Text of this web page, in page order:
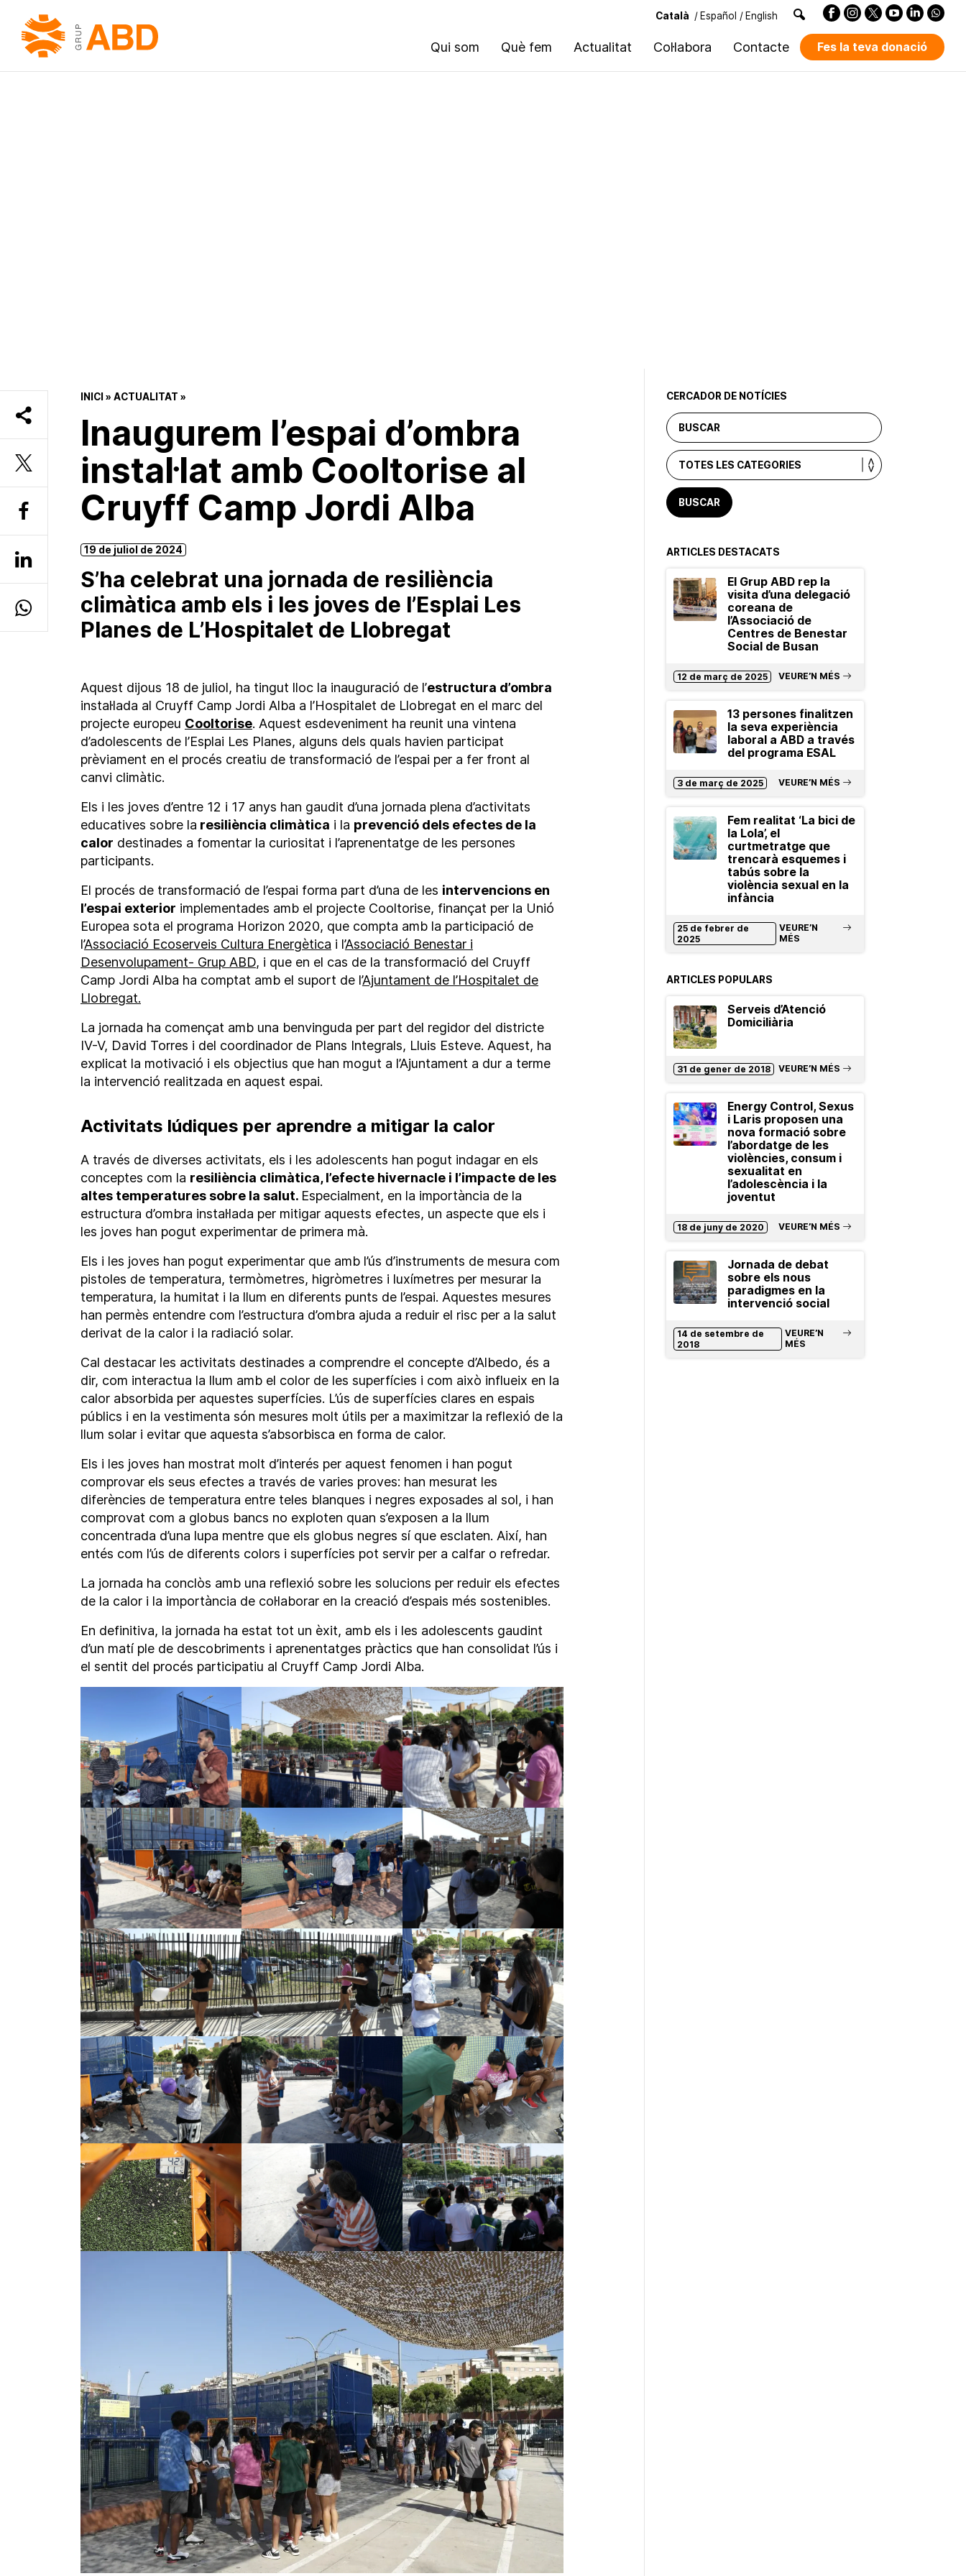
Català / Español / English
Qui som Què fem Actualitat Col·labora Contacte Fes la teva donació
INICI » ACTUALITAT »
Inaugurem l’espai d’ombra
instal·lat amb Cooltorise al
Cruyff Camp Jordi Alba
19 de juliol de 2024
S’ha celebrat una jornada de resiliència
climàtica amb els i les joves de l’Esplai Les
Planes de L’Hospitalet de Llobregat
Aquest dijous 18 de juliol, ha tingut lloc la inauguració de l’estructura d’ombra
instal·lada al Cruyff Camp Jordi Alba a l’Hospitalet de Llobregat en el marc del
projecte europeu Cooltorise. Aquest esdeveniment ha reunit una vintena
d’adolescents de l’Esplai Les Planes, alguns dels quals havien participat
prèviament en el procés creatiu de transformació de l’espai per a fer front al
canvi climàtic.
Els i les joves d’entre 12 i 17 anys han gaudit d’una jornada plena d’activitats
educatives sobre la resiliència climàtica i la prevenció dels efectes de la
calor destinades a fomentar la curiositat i l’aprenentatge de les persones
participants.
El procés de transformació de l’espai forma part d’una de les intervencions en
l’espai exterior implementades amb el projecte Cooltorise, finançat per la Unió
Europea sota el programa Horizon 2020, que compta amb la participació de
l’Associació Ecoserveis Cultura Energètica i l’Associació Benestar i
Desenvolupament- Grup ABD, i que en el cas de la transformació del Cruyff
Camp Jordi Alba ha comptat amb el suport de l’Ajuntament de l’Hospitalet de
Llobregat.
La jornada ha començat amb una benvinguda per part del regidor del districte
IV-V, David Torres i del coordinador de Plans Integrals, Lluis Esteve. Aquest, ha
explicat la motivació i els objectius que han mogut a l’Ajuntament a dur a terme
la intervenció realitzada en aquest espai.
Activitats lúdiques per aprendre a mitigar la calor
A través de diverses activitats, els i les adolescents han pogut indagar en els
conceptes com la resiliència climàtica, l’efecte hivernacle i l’impacte de les
altes temperatures sobre la salut. Especialment, en la importància de la
estructura d’ombra instal·lada per mitigar aquests efectes, un aspecte que els i
les joves han pogut experimentar de primera mà.
Els i les joves han pogut experimentar que amb l’ús d’instruments de mesura com
pistoles de temperatura, termòmetres, higròmetres i luxímetres per mesurar la
temperatura, la humitat i la llum en diferents punts de l’espai. Aquestes mesures
han permès entendre com l’estructura d’ombra ajuda a reduir el risc per a la salut
derivat de la calor i la radiació solar.
Cal destacar les activitats destinades a comprendre el concepte d’Albedo, és a
dir, com interactua la llum amb el color de les superfícies i com això influeix en la
calor absorbida per aquestes superfícies. L’ús de superfícies clares en espais
públics i en la vestimenta són mesures molt útils per a maximitzar la reflexió de la
llum solar i evitar que aquesta s’absorbisca en forma de calor.
Els i les joves han mostrat molt d’interés per aquest fenomen i han pogut
comprovar els seus efectes a través de varies proves: han mesurat les
diferències de temperatura entre teles blanques i negres exposades al sol, i han
comprovat com a globus bancs no exploten quan s’exposen a la llum
concentrada d’una lupa mentre que els globus negres sí que esclaten. Així, han
entés com l’ús de diferents colors i superfícies pot servir per a calfar o refredar.
La jornada ha conclòs amb una reflexió sobre les solucions per reduir els efectes
de la calor i la importància de col·laborar en la creació d’espais més sostenibles.
En definitiva, la jornada ha estat tot un èxit, amb els i les adolescents gaudint
d’un matí ple de descobriments i aprenentatges pràctics que han consolidat l’ús i
el sentit del procés participatiu al Cruyff Camp Jordi Alba.
CERCADOR DE NOTÍCIES
ARTICLES DESTACATS
El Grup ABD rep la
visita d’una delegació
coreana de
l’Associació de
Centres de Benestar
Social de Busan
12 de març de 2025 VEURE’N MÉS
13 persones finalitzen
la seva experiència
laboral a ABD a través
del programa ESAL
3 de març de 2025 VEURE’N MÉS
Fem realitat ‘La bici de
la Lola’, el
curtmetratge que
trencarà esquemes i
tabús sobre la
violència sexual en la
infància
25 de febrer de
2025
VEURE’N
MÉS
ARTICLES POPULARS
Serveis d’Atenció
Domiciliària
31 de gener de 2018 VEURE’N MÉS
Energy Control, Sexus
i Laris proposen una
nova formació sobre
l’abordatge de les
violències, consum i
sexualitat en
l’adolescència i la
joventut
18 de juny de 2020 VEURE’N MÉS
Jornada de debat
sobre els nous
paradigmes en la
intervenció social
14 de setembre de
2018
VEURE’N
MÉS